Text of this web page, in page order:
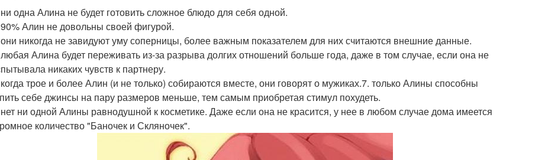
одна Алина не будет готовить сложное блюдо для себя одной.
Алин не довольны своей фигурой.
никогда не завидуют уму соперницы, более важным показателем для них считаются внешние данные.
Алина будет переживать из-за разрыва долгих отношений больше года, даже в том случае, если она не
никаких чувств к партнеру.
трое и более Алин (и не только) собираются вместе, они говорят о мужиках.7. только Алины способны
себе джинсы на пару размеров меньше, тем самым приобретая стимул похудеть.
ни одной Алины равнодушной к косметике. Даже если она не красится, у нее в любом случае дома имеется
количество "Баночек и Скляночек".